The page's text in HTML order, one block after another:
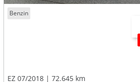
Benzin
EZ 07/2018
72.645 km